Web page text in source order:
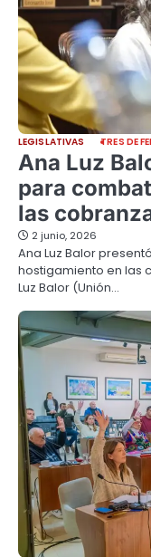
LEGISLATIVAS TRES DE
Ana Luz
para
las
2 junio, 2026
Ana Luz Balor
hostigamiento en las
Luz Balor (Unión…